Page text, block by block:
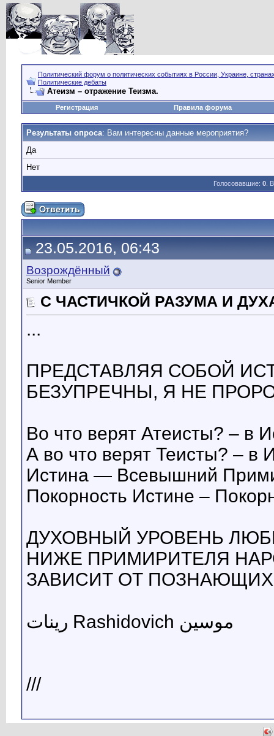
Политический форум о политических событиях в России, Украине,
Политические дебаты
Атеизм – отражение Теизма.
Регистрация Правила форума
Результаты опроса: Вам интересны данные мероприятия?
Да
Нет
Голосовавшие: 0.
23.05.2016, 06:43
Возрождённый
Senior Member
С ЧАСТИЧКОЙ РАЗУМА И
...
ПРЕДСТАВЛЯЯ СОБОЙ
БЕЗУПРЕЧНЫ, Я НЕ
Во что верят Атеисты? – в
А во что верят Теисты? – в
Истина — Всевышний
Покорность Истине –
ДУХОВНЫЙ УРОВЕНЬ
НИЖЕ ПРИМИРИТЕЛЯ
ЗАВИСИТ ОТ
رينات Rashidovich موسين
///